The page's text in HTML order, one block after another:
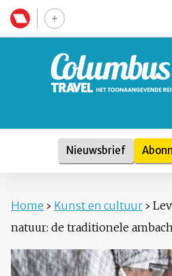
Nieuwsbrief
Home › Kunst en cultuur ›
natuur: de traditionele